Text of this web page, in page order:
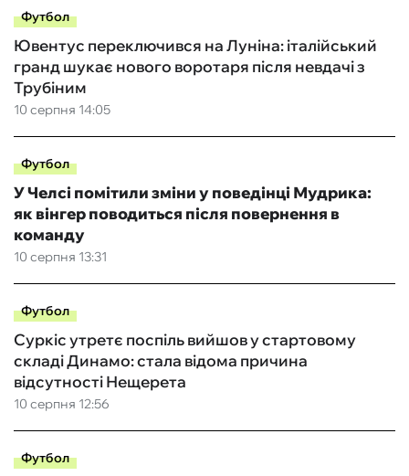
Футбол
10 серпня 14:05
Ювентус переключився на Луніна: італійський
гранд шукає нового воротаря після невдачі з
Трубіним
Футбол
10 серпня 13:31
У Челсі помітили зміни у поведінці Мудрика:
як вінгер поводиться після повернення в
команду
Футбол
10 серпня 12:56
Суркіс утретє поспіль вийшов у стартовому
складі Динамо: стала відома причина
відсутності Нещерета
Футбол